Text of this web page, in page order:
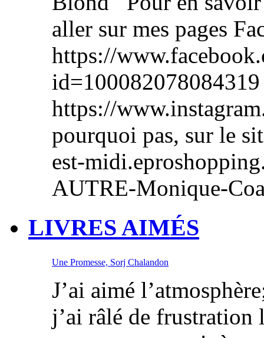
aller sur mes pages
https://
https://
pourquoi pas, sur le
est-
AUTRE-Monique-
LIVRES AIMÉS
Une Promesse, Sorj Chalandon
J’ai aimé
j’ai râlé de frustration